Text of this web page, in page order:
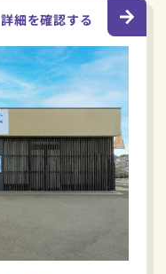
詳細を確認する